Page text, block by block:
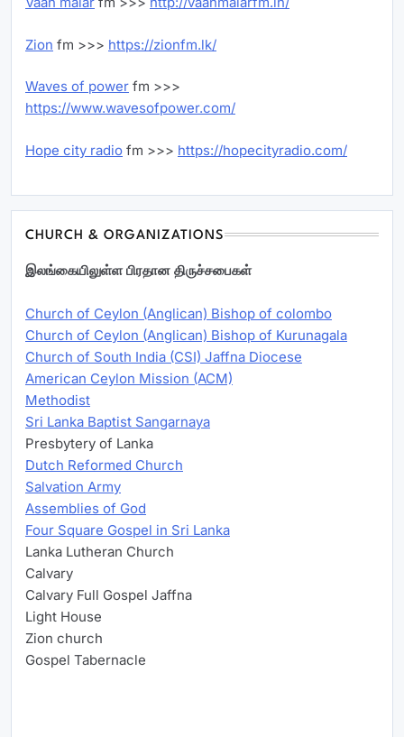
Zion fm >>> https://zionfm.lk/
Waves of power fm >>>
https://www.wavesofpower.com/
Hope city radio fm >>> https://hopecityradio.com/
CHURCH & ORGANIZATIONS
இலங்கையிலுள்ள பிரதான திருச்சபைகள்
Church of Ceylon (Anglican) Bishop of colombo
Church of Ceylon (Anglican) Bishop of Kurunagala
Church of South India (CSI) Jaffna Diocese
American Ceylon Mission (ACM)
Methodist
Sri Lanka Baptist Sangarnaya
Presbytery of Lanka
Dutch Reformed Church
Salvation Army
Assemblies of God
Four Square Gospel in Sri Lanka
Lanka Lutheran Church
Calvary
Calvary Full Gospel Jaffna
Light House
Zion church
Gospel Tabernacle